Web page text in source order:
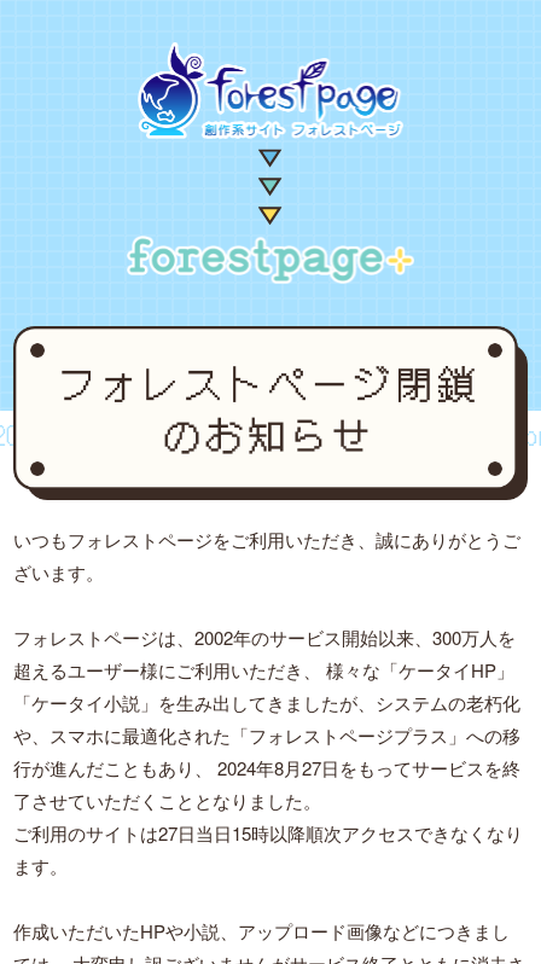
forestpage forever...2002~2024
いつもフォレストページをご利用いただき、誠にありがとうご
ざいます。
フォレストページは、2002年のサービス開始以来、300万人を
超えるユーザー様にご利用いただき、
様々な「ケータイHP」
「ケータイ小説」を生み出してきましたが、システムの老朽化
や、スマホに最適化された「フォレストページプラス」への移
行が進んだこともあり、
2024年8月27日をもってサービスを終
了させていただくこととなりました。
ご利用のサイトは27日当日15時以降順次アクセスできなくなり
ます。
作成いただいたHPや小説、アップロード画像などにつきまし